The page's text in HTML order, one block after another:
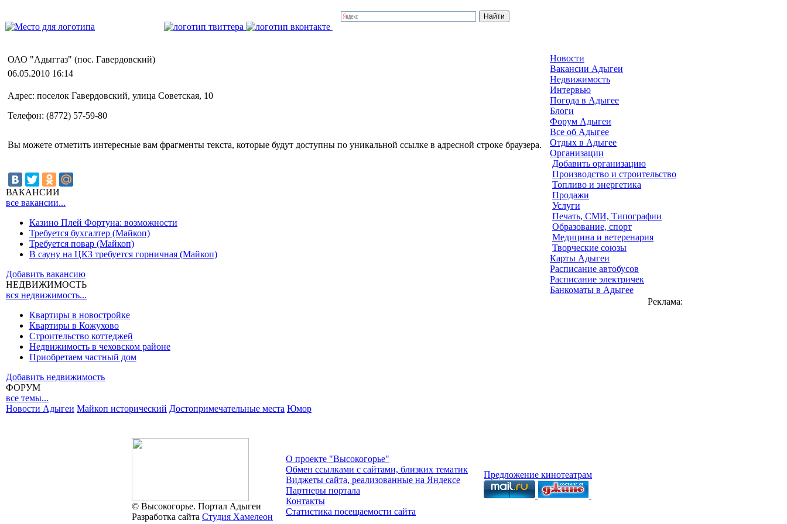
ОАО "Адыггаз" (пос. Гавердовский)
06.05.2010 16:14
Адрес: поселок Гавердовский, улица Советская, 10
Телефон: (8772) 57-59-80
Вы можете отметить интересные вам фрагменты текста, которые будут доступны по уникальной ссылке в адресной строке браузера.
ВАКАНСИИ
все вакансии...
Казино Плей Фортуна: возможности
Требуется бухгалтер (Майкоп)
Требуется повар (Майкоп)
В сауну на ЦКЗ требуется горничная (Майкоп)
Добавить вакансию
НЕДВИЖИМОСТЬ
вся недвижимость...
Квартиры в новостройке
Квартиры в Кожухово
Строительство коттеджей
Недвижимость в чеховском районе
Приобретаем частный дом
Добавить недвижимость
ФОРУМ
все темы...
Новости Адыгеи Майкоп исторический Достопримечательные места Юмор
Новости
Вакансии Адыгеи
Недвижимость
Интервью
Погода в Адыгее
Блоги
Форум Адыгеи
Все об Адыгее
Отдых в Адыгее
Организации
Добавить организацию
Производство и строительство
Топливо и энергетика
Продажи
Услуги
Печать, СМИ, Типографии
Образование, спорт
Медицина и ветеренария
Творческие союзы
Карты Адыгеи
Расписание автобусов
Расписание электричек
Банкоматы в Адыгее
Реклама:
© Высокогорье. Портал Адыгеи
Разработка сайта Студия Хамелеон
О проекте "Высокогорье"
Обмен ссылками c сайтами, близких тематик
Виджеты сайта, реализованные на Яндексе
Партнеры портала
Контакты
Статистика посещаемости сайта
Предложение кинотеатрам